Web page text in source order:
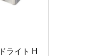
ライト H